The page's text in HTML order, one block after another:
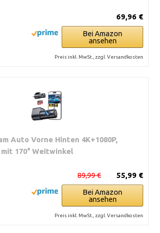
69,96 €
Bei Amazon
ansehen
Preis inkl. MwSt., zzgl. Versandkosten
Auto Vorne Hinten 4K+1080P,
mit 170° Weitwinkel
55,99 €
89,99 €
Bei Amazon
ansehen
Preis inkl. MwSt., zzgl. Versandkosten